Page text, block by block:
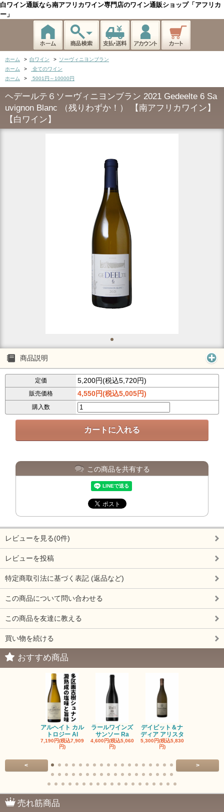
白ワイン通販なら南アフリカワイン専門店のワイン通販ショップ「アフリカ
ー」
ホーム > 白ワイン > ソーヴィニヨンブラン
ホーム
>
全てのワイン
ホーム
> 5001円～10000円
ヘデールテ６ソーヴィニヨンブラン 2021 Gedeelte 6 Sa
uvignon Blanc （残りわずか！） 【南アフリカワイン】
【白ワイン】
商品説明
定価 5,200円(税込5,720円)
販売価格 4,550円(税込5,005円)
購入数
この商品を共有する
レビューを見る(0件)
レビューを投稿
特定商取引法に基づく表記 (返品など)
この商品について問い合わせる
この商品を友達に教える
買い物を続ける
おすすめ商品
アルヘイト カル
トロジー Al
7,190円(税込7,909
円)
ラールワインズ
サンソー Ra
4,600円(税込5,060
円)
デイビット＆ナ
ディア アリスタ
5,300円(税込5,830
円)
< >
売れ筋商品